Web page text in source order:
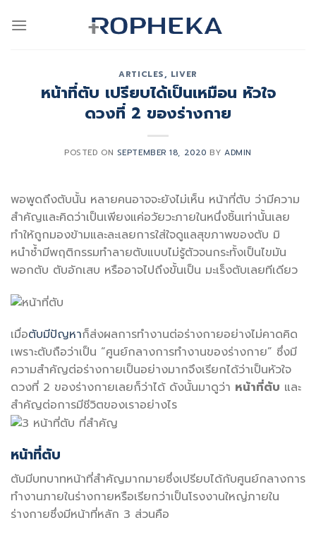
ARTICLES, LIVER
หน้าที่ตับ เปรียบได้เป็นเหมือน หัวใจ
ดวงที่ 2 ของร่างกาย
POSTED ON SEPTEMBER 18, 2020 BYADMIN
พอพูดถึงตับนั้น หลายคนอาจจะยังไม่เห็น หน้าที่ตับ ว่ามีความ
สำคัญและคิดว่าเป็นเพียงแค่อวัยวะภายในหนึ่งชิ้นเท่านั้นเลย
ทำให้ถูกมองข้ามและละเลยการใส่ใจดูแลสุขภาพของตับ มิ
หนำซ้ำมีพฤติกรรมทำลายตับแบบไม่รู้ตัวจนกระทั้งเป็นไขมัน
พอกตับ ตับอักเสบ หรืออาจไปถึงขั้นเป็น มะเร็งตับเลยทีเดียว
เมื่อตับมีปัญหาก็ส่งผลการทำงานต่อร่างกายอย่างไม่คาดคิด
เพราะตับถือว่าเป็น “ศูนย์กลางการทำงานของร่างกาย” ซึ่งมี
ความสำคัญต่อร่างกายเป็นอย่างมากจึงเรียกได้ว่าเป็นหัวใจ
ดวงที่ 2 ของร่างกายเลยก็ว่าได้ ดังนั้นมาดูว่า หน้าที่ตับ และ
สำคัญต่อการมีชีวิตของเราอย่างไร
หน้าที่ตับ
ตับมีบทบาทหน้าที่สำคัญมากมายซึ่งเปรียบได้กับศูนย์กลางการ
ทำงานภายในร่างกายหรือเรียกว่าเป็นโรงงานใหญ่ภายใน
ร่างกายซึ่งมีหน้าที่หลัก 3 ส่วนคือ